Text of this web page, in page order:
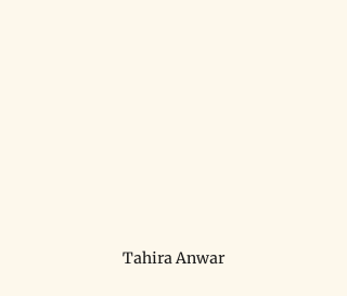
Tahira Anwar